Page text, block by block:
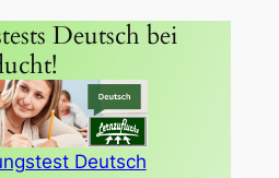
Deutsch bei
Deutsch